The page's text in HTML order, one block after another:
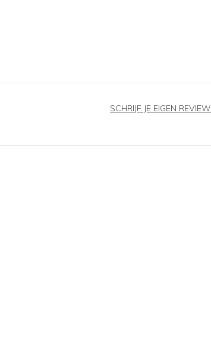
SCHRIJF JE EIGEN REVIEW